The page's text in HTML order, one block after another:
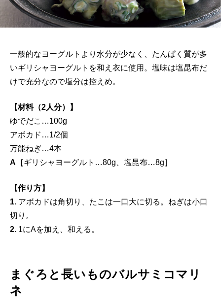
一般的なヨーグルトより水分が少なく、たんぱく質が多
いギリシャヨーグルトを和え衣に使用。塩味は塩昆布だ
けで充分なので塩分は控えめ。
【材料（2人分）】
ゆでだこ…100g
アボカド…1/2個
万能ねぎ…4本
A［ギリシャヨーグルト…80g、塩昆布…8g］
【作り方】
1. アボカドは角切り、たこは一口大に切る。ねぎは小口
切り。
2. 1にAを加え、和える。
まぐろと長いものバルサミコマリ
ネ